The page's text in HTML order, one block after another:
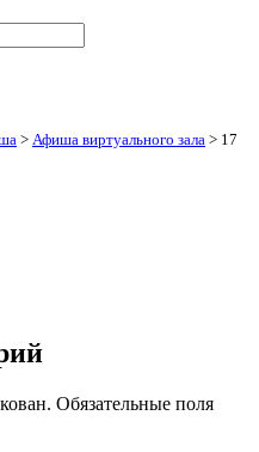
> Афиша виртуального зала > 17
Обязательные поля